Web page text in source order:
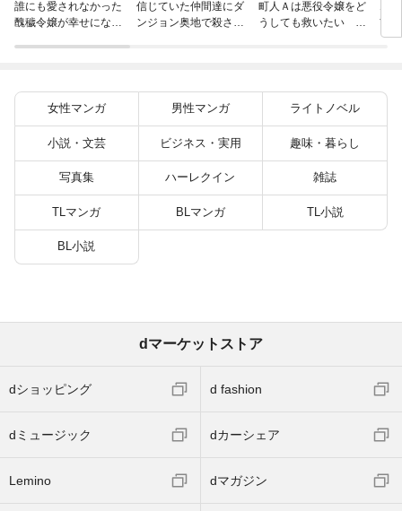
誰にも愛されなかった
醜穢令嬢が幸せになる
信じていた仲間達にダ
ンジョン奥地で殺され
バーと世界に復讐＆
（２３）
町人Ａは悪役令嬢をど
うしても救いたい ～
す
嫁
女性マンガ 男性マンガ ライトノベル
小説・文芸 ビジネス・実用 趣味・暮らし
写真集 ハーレクイン 雑誌
TLマンガ BLマンガ TL小説
BL小説
dマーケットストア
dショッピング d fashion
dミュージック dカーシェア
Lemino dマガジン